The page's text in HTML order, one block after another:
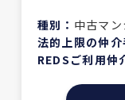
種別： 中古マ
法的上限の仲
REDSご利用仲